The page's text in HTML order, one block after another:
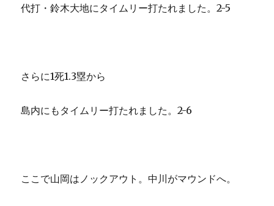
代打・鈴木大地にタイムリー打たれました。2-5
さらに1死1.3塁から
島内にもタイムリー打たれました。2-6
ここで山岡はノックアウト。中川がマウンドへ。